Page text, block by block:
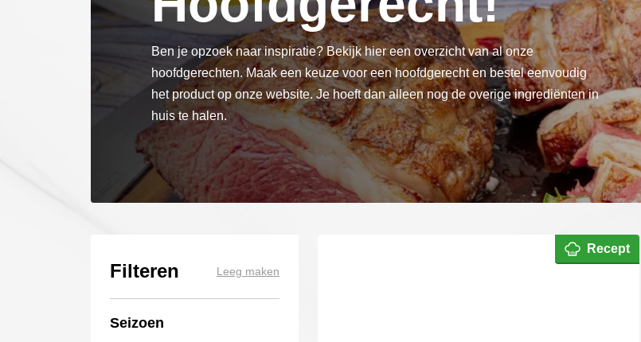
Ben je opzoek naar inspiratie? Bekijk hier een overzicht van al onze
hoofdgerechten. Maak een keuze voor een hoofdgerecht en bestel eenvoudig
het product op onze website. Je hoeft dan alleen nog de overige ingrediënten in
huis te halen.
Filteren Leeg maken
Seizoen
Recept